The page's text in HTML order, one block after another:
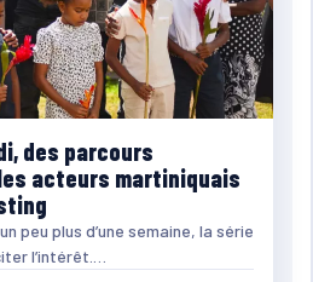
des parcours
acteurs martiniquais
peu plus d’une semaine, la série
l’intérêt.…